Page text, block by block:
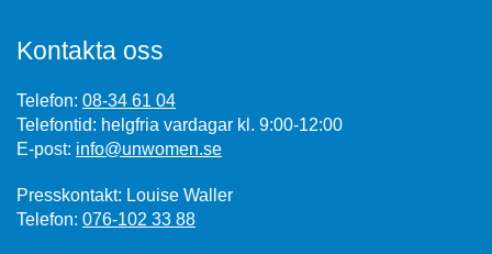
Kontakta oss
Telefon: 08-34 61 04
Telefontid: helgfria vardagar kl. 9:00-12:00
E-post: info@unwomen.se
Presskontakt: Louise Waller
Telefon: 076-102 33 88